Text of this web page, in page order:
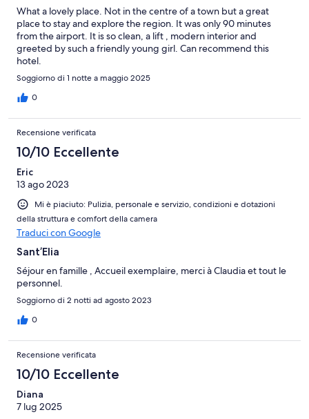
What a lovely place. Not in the centre of a town but a great
place to stay and explore the region. It was only 90 minutes
from the airport. It is so clean, a lift , modern interior and
greeted by such a friendly young girl. Can recommend this
hotel.
Soggiorno di 1 notte a maggio 2025
0
Recensione verificata
10/10 Eccellente
Eric
13 ago 2023
Mi è piaciuto: Pulizia, personale e servizio, condizioni e dotazioni
della struttura e comfort della camera
Traduci con Google
Sant’Elia
Séjour en famille , Accueil exemplaire, merci à Claudia et tout le
personnel.
Soggiorno di 2 notti ad agosto 2023
0
Recensione verificata
10/10 Eccellente
Diana
7 lug 2025